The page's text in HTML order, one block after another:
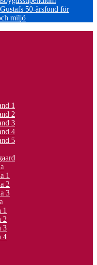
50-årsfond för
miljö
1
2
3
4
5
1
2
3
1
2
3
4